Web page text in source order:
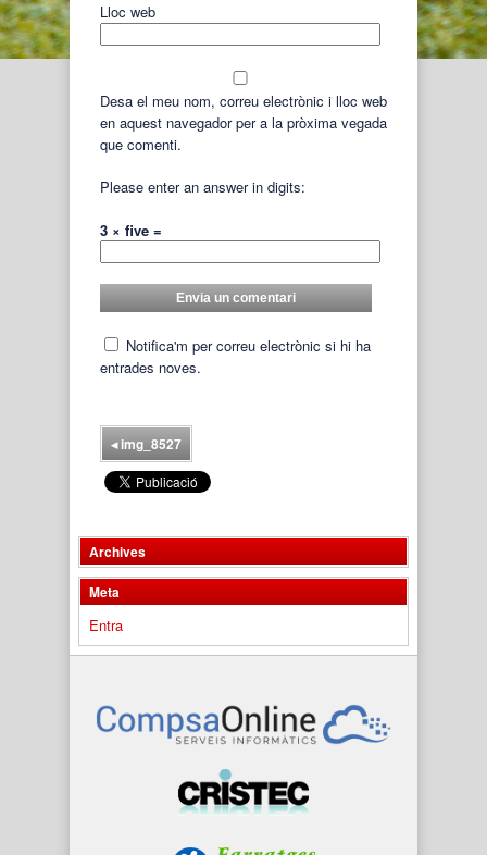
Lloc web
Desa el meu nom, correu electrònic i lloc web
en aquest navegador per a la pròxima vegada
que comenti.
Please enter an answer in digits:
3 × five =
Notifica'm per correu electrònic si hi ha
entrades noves.
◂img_8527
Archives
Meta
Entra